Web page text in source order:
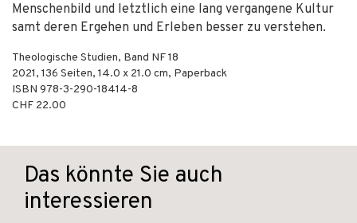
Menschenbild und letztlich eine lang vergangene Kultur
samt deren Ergehen und Erleben besser zu verstehen.
Theologische Studien, Band NF 18
2021, 136 Seiten, 14.0 x 21.0 cm, Paperback
ISBN 978-3-290-18414-8
CHF 22.00
Das könnte Sie auch
interessieren